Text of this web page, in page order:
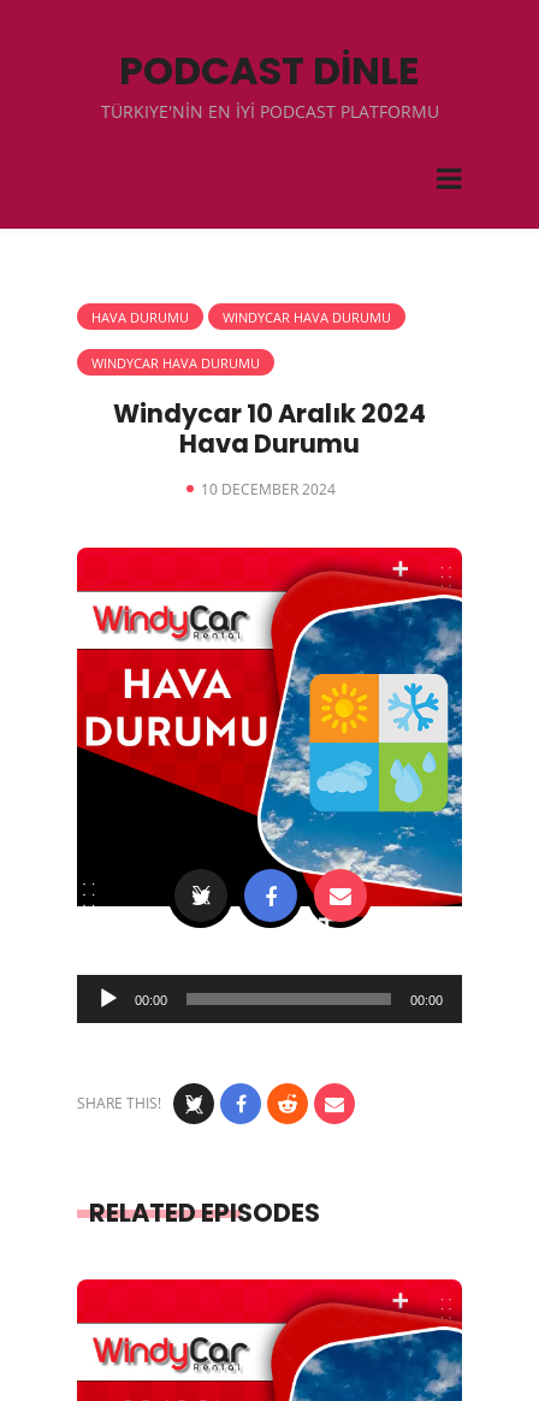
PODCAST DİNLE
TÜRKIYE'NİN EN İYİ PODCAST PLATFORMU
HAVA DURUMU WINDYCAR HAVA DURUMU
WINDYCAR HAVA DURUMU
Windycar 10 Aralık 2024
Hava Durumu
10 DECEMBER 2024
Audio
Player
00:00 00:00
SHARE THIS!
RELATED EPISODES